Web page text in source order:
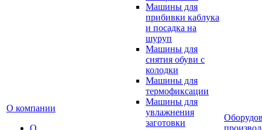
О компании
О
Машины для
прибивки каблука
и посадка на
шуруп
Машины для
снятия обуви с
колодки
Машины для
термофиксации
Машины для
увлажнения
заготовки